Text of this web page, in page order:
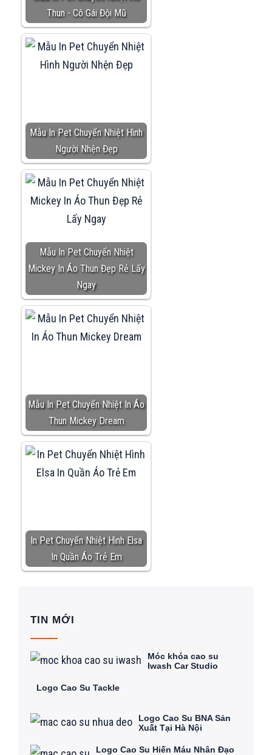
Thun - Cô Gái Đội Mũ
Mẫu In Pet Chuyển Nhiệt Hình
Người Nhện Đẹp
Mẫu In Pet Chuyển Nhiệt
Mickey In Áo Thun Đẹp Rẻ Lấy
Ngay
Mẫu In Pet Chuyển Nhiệt In Áo
Thun Mickey Dream
In Pet Chuyển Nhiệt Hình Elsa
In Quần Áo Trẻ Em
TIN MỚI
Móc khóa cao su
Iwash Car Studio
Logo Cao Su Tackle
Logo Cao Su BNA Sản
Xuất Tại Hà Nội
Logo Cao Su Hiến Máu Nhân Đạo